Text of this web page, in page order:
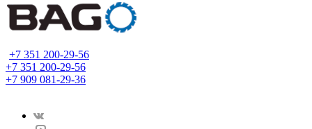
+7 351 200-29-56
+7 351 200-29-56
+7 909 081-29-36